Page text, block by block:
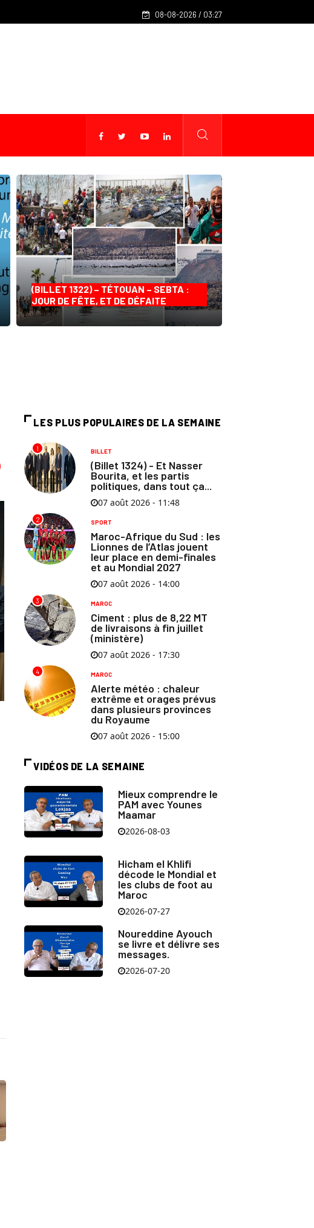
(Billet 1324) - Et Nasser Bourita, et les partis politiques, dans
08-08-2026 / 03:27
(BILLET 1322) – TÉTOUAN – SEBTA :
JOUR DE FÊTE, ET DE DÉFAITE
LES PLUS POPULAIRES DE LA SEMAINE
1 BILLET
(Billet 1324) - Et Nasser
Bourita, et les partis
politiques, dans tout ça...
07 août 2026 - 11:48
2 SPORT
Maroc-Afrique du Sud : les
Lionnes de l’Atlas jouent
leur place en demi-finales
et au Mondial 2027
07 août 2026 - 14:00
3 MAROC
Ciment : plus de 8,22 MT
de livraisons à fin juillet
(ministère)
07 août 2026 - 17:30
4 MAROC
Alerte météo : chaleur
extrême et orages prévus
dans plusieurs provinces
du Royaume
07 août 2026 - 15:00
VIDÉOS DE LA SEMAINE
Mieux comprendre le
PAM avec Younes
Maamar
2026-08-03
Hicham el Khlifi
décode le Mondial et
les clubs de foot au
Maroc
2026-07-27
Noureddine Ayouch
se livre et délivre ses
messages.
2026-07-20